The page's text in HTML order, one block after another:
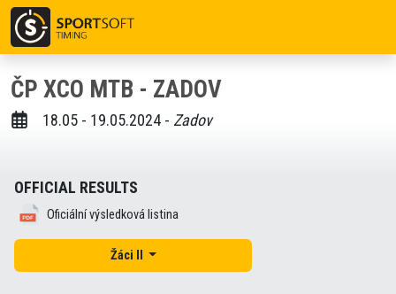
ČP XCO MTB - ZADOV
18.05 - 19.05.2024 - Zadov
OFFICIAL RESULTS
Oficiální výsledková listina
Žáci II